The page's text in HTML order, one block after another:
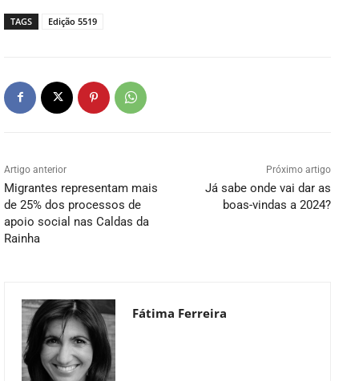
TAGS Edição 5519
Artigo anterior
Migrantes representam mais
de 25% dos processos de
apoio social nas Caldas da
Rainha
Próximo artigo
Já sabe onde vai dar as
boas-vindas a 2024?
Fátima Ferreira